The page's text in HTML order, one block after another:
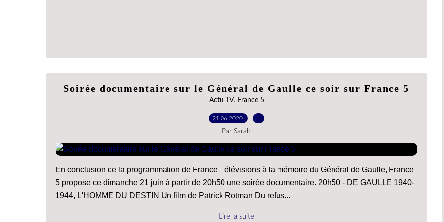
Soirée documentaire sur le Général de Gaulle ce soir sur France 5
Actu TV, France 5
21.06.2020
Par Sarah
En conclusion de la programmation de France Télévisions à la mémoire du Général de Gaulle, France
5 propose ce dimanche 21 juin à partir de 20h50 une soirée documentaire. 20h50 - DE GAULLE 1940-
1944, L'HOMME DU DESTIN Un film de Patrick Rotman Du refus...
Lire la suite